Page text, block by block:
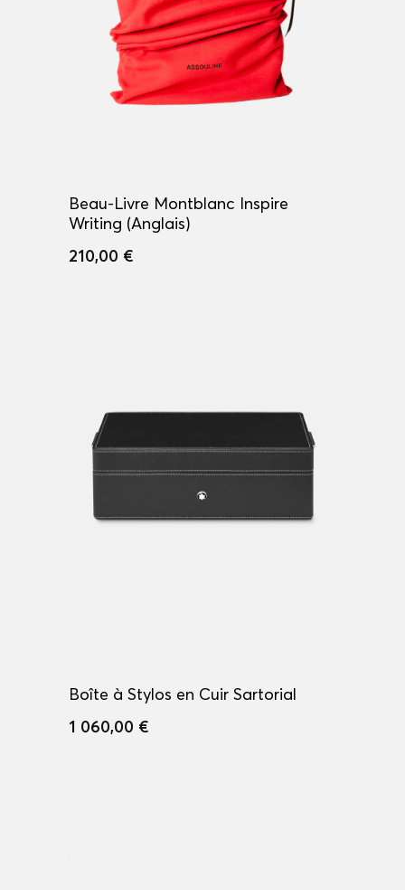
Beau-Livre Montblanc Inspire
Writing (Anglais)
210,00 €
Boîte à Stylos en Cuir Sartorial
1 060,00 €